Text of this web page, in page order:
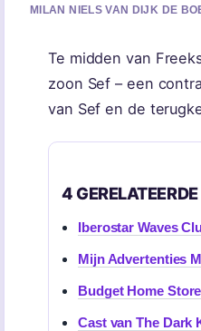
MILAN NIELS VAN DIJK DE
Te midden van
zoon Sef – een
van Sef en de
4
Iberostar Waves
Mijn Advertenties
Budget Home
Cast van The Dark